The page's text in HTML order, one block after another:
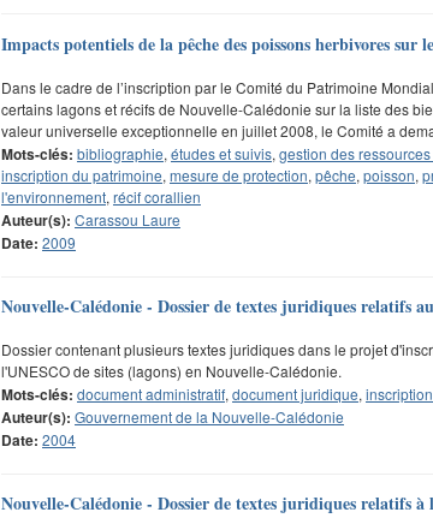
Impacts potentiels de la pêche des poissons herbivores
Dans le cadre de l’inscription par le Comité du Patrimoine
certains lagons et récifs de Nouvelle-Calédonie sur la liste des
valeur universelle exceptionnelle en juillet 2008, le Comité a
Mots-clés: bibliographie, études et suivis, gestion des
inscription du patrimoine, mesure de protection, pêche, poisson,
l'environnement, récif corallien
Auteur(s): Carassou Laure
Date: 2009
Nouvelle-Calédonie - Dossier de textes juridiques relatifs
Dossier contenant plusieurs textes juridiques dans le projet
l'UNESCO de sites (lagons) en Nouvelle-Calédonie.
Mots-clés: document administratif, document juridique,
Auteur(s): Gouvernement de la Nouvelle-Calédonie
Date: 2004
Nouvelle-Calédonie - Dossier de textes juridiques